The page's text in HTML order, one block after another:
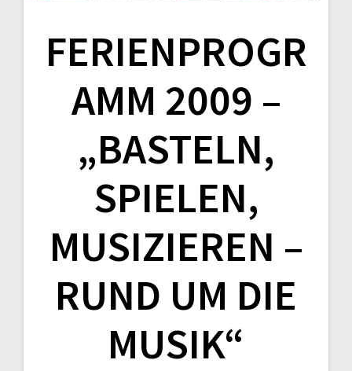
FERIENPROGR
AMM 2009 –
„BASTELN,
SPIELEN,
MUSIZIEREN –
RUND UM DIE
MUSIK“